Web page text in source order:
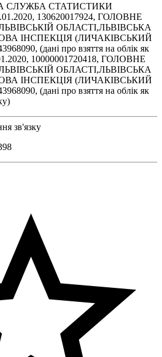
СЛУЖБА СТАТИСТИКИ
130620017924, ГОЛОВНЕ
ОБЛАСТІ,ЛЬВІВСЬКА
ІНСПЕКЦІЯ (ЛИЧАКІВСЬКИЙ
(дані про взяття на облік як
10000001720418, ГОЛОВНЕ
ОБЛАСТІ,ЛЬВІВСЬКА
ІНСПЕКЦІЯ (ЛИЧАКІВСЬКИЙ
(дані про взяття на облік як
зв'язку